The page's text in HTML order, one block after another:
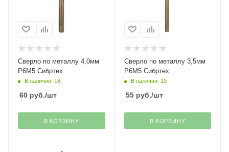
Сверло по металлу 4,0мм
Р6М5 Сибртех
В наличии: 18
60 руб./шт
В КОРЗИНУ
Сверло по металлу 3,5мм
Р6М5 Сибртех
В наличии: 19
55руб./шт
В КОРЗИНУ